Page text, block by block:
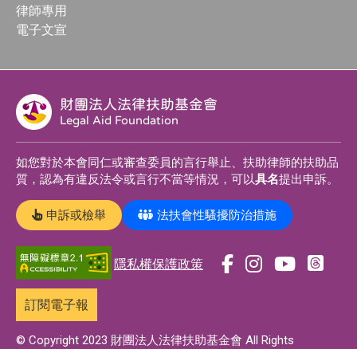
律師專用
電子文宣
財團法人法律扶助基金會
Legal Aid Foundation
如您對於本會同仁或審查委員的言行舉止、扶助律師的扶助品
質，認為有違反法令或言行不當等情況，可以具名提出申訴。
申訴或檢舉 法扶會性騷擾防治措施
隱私權保護政策
a
n
o
訂閱電子報
© Copyright 2023 財團法人法律扶助基金會 All Rights